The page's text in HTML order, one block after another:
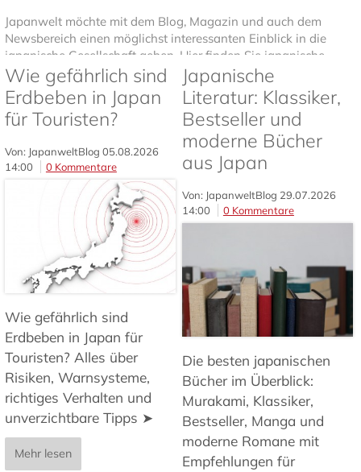
Japanwelt möchte mit dem Blog, Magazin und auch dem
Newsbereich einen möglichst interessanten Einblick in die
japanische Gesellschaft geben. Hier finden Sie japanische...
Wie gefährlich sind
Erdbeben in Japan
für Touristen?
Von: JapanweltBlog 05.08.2026
14:00
0 Kommentare
Wie gefährlich sind
Erdbeben in Japan für
Touristen? Alles über
Risiken, Warnsysteme,
richtiges Verhalten und
unverzichtbare Tipps ➤
Mehr lesen
Japanische
Literatur: Klassiker,
Bestseller und
moderne Bücher
aus Japan
Von: JapanweltBlog 29.07.2026
14:00
0 Kommentare
Die besten japanischen
Bücher im Überblick:
Murakami, Klassiker,
Bestseller, Manga und
moderne Romane mit
Empfehlungen für